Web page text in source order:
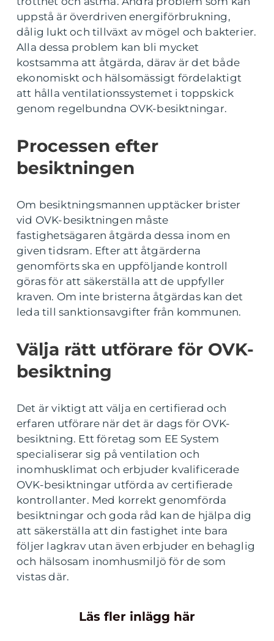
uppstå är överdriven energiförbrukning,
dålig lukt och tillväxt av mögel och bakterier.
Alla dessa problem kan bli mycket
kostsamma att åtgärda, därav är det både
ekonomiskt och hälsomässigt fördelaktigt
att hålla ventilationssystemet i toppskick
genom regelbundna OVK-besiktningar.
Processen efter
besiktningen
Om besiktningsmannen upptäcker brister
vid OVK-besiktningen måste
fastighetsägaren åtgärda dessa inom en
given tidsram. Efter att åtgärderna
genomförts ska en uppföljande kontroll
göras för att säkerställa att de uppfyller
kraven. Om inte bristerna åtgärdas kan det
leda till sanktionsavgifter från kommunen.
Välja rätt utförare för OVK-
besiktning
Det är viktigt att välja en certifierad och
erfaren utförare när det är dags för OVK-
besiktning. Ett företag som EE System
specialiserar sig på ventilation och
inomhusklimat och erbjuder kvalificerade
OVK-besiktningar utförda av certifierade
kontrollanter. Med korrekt genomförda
besiktningar och goda råd kan de hjälpa dig
att säkerställa att din fastighet inte bara
följer lagkrav utan även erbjuder en behaglig
och hälsosam inomhusmiljö för de som
vistas där.
Läs fler inlägg här